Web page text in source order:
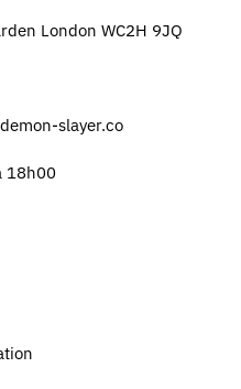
London WC2H 9JQ
slayer.co
18h00